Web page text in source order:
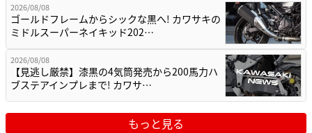
2026/08/08
ゴールドフレームからシックな黒へ! カワサキの
ミドルスーパーネイキッド202…
2026/08/08
【見逃し厳禁】漆黒の4気筒発売から200馬力ハ
ブステアインプレまで! カワサ…
もっと見る